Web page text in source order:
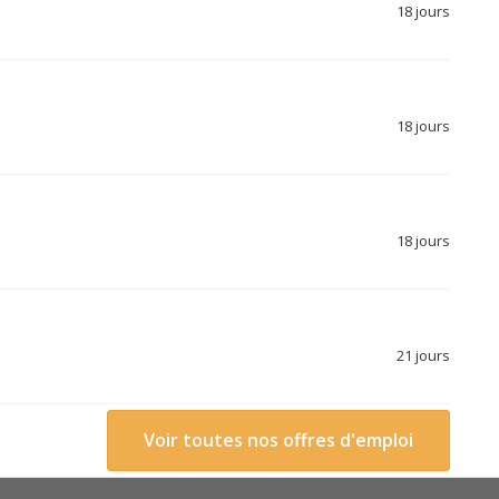
18 jours
18 jours
18 jours
21 jours
Voir toutes nos offres d'emploi